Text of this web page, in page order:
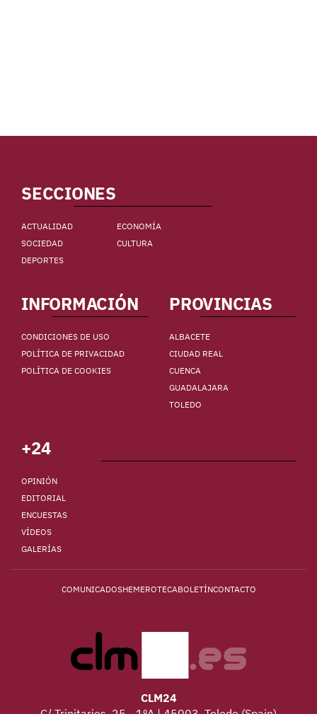
SECCIONES
ACTUALIDAD
ECONOMÍA
SOCIEDAD
CULTURA
DEPORTES
INFORMACIÓN
CONDICIONES DE USO
POLÍTICA DE PRIVACIDAD
POLÍTICA DE COOKIES
PROVINCIAS
ALBACETE
CIUDAD REAL
CUENCA
GUADALAJARA
TOLEDO
+24
OPINIÓN
EDITORIAL
ENCUESTAS
VÍDEOS
GALERÍAS
COMUNICADOSHEMEROTECABOLETÍNCONTACTO
CLM24